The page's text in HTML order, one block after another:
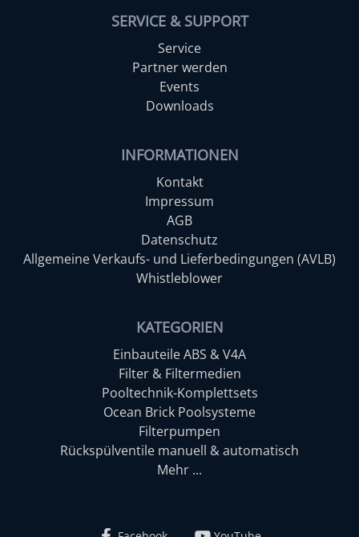
SERVICE & SUPPORT
Service
Partner werden
Events
Downloads
INFORMATIONEN
Kontakt
Impressum
AGB
Datenschutz
Allgemeine Verkaufs- und Lieferbedingungen (AVLB)
Whistleblower
KATEGORIEN
Einbauteile ABS & V4A
Filter & Filtermedien
Pooltechnik-Komplettsets
Ocean Brick Poolsysteme
Filterpumpen
Rückspülventile manuell & automatisch
Mehr ...